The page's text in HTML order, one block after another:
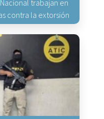
trabajan en
contra la extorsión